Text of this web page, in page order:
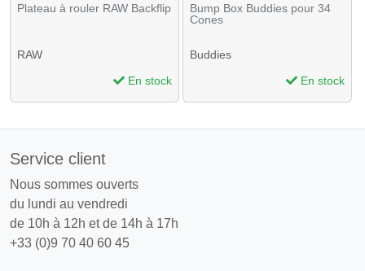
Plateau à rouler RAW Backflip
RAW
En stock
Bump Box Buddies pour 34
Cones
Buddies
En stock
Service client
Nous sommes ouverts
du lundi au vendredi
de 10h à 12h et de 14h à 17h
+33 (0)9 70 40 60 45